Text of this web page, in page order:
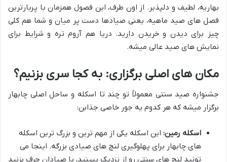
بهاریه، لطیف و دلپذیر. از اون طرف، این فصول همزمان با پربارترین
فصل های صید ماهیه، یعنی صیادها دست پر میان و شما هم کلی
چیز برای دیدن و خریدن دارید. دریا هم آروم تره و شرایط برای
نمایش های صید عالی میشه.
مکان های اصلی برگزاری: به کجا سری بزنیم؟
جشنواره صید سنتی معمولاً تو چند تا اسکله و ساحل اصلی چابهار
برگزار میشه که هر کدوم یه جور خاصی جذابن:
اسکله رمین: این اسکله یکی از مهم ترین و بزرگ ترین اسکله
های چابهار برای پهلوگیری لنچ های صیادی بزرگه. اینجا می
تونید لنچ های سنتی رو از نزدیک ببینید، با صیادان حرف بزنید